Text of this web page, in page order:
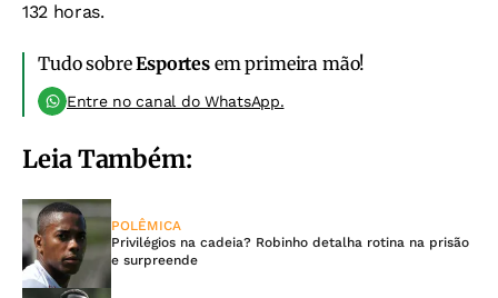
132 horas.
Tudo sobreEsportesem primeira mão!
Entre no canal do WhatsApp.
Leia Também:
POLÊMICA
Privilégios na cadeia? Robinho detalha rotina na prisão
e surpreende